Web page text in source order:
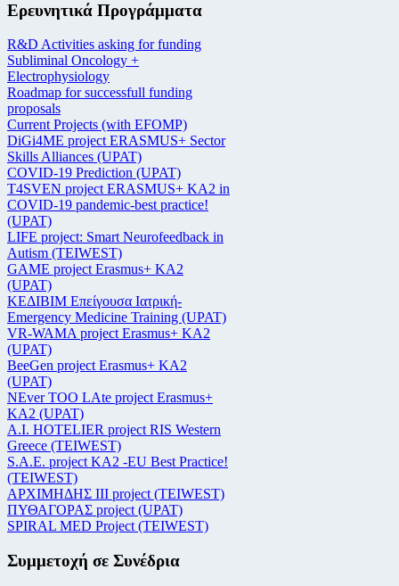
Ερευνητικά Προγράμματα
R&D Activities asking for funding
Subliminal Oncology +
Electrophysiology
Roadmap for successfull funding
proposals
Current Projects (with EFOMP)
DiGi4ME project ERASMUS+ Sector
Skills Alliances (UPAT)
COVID-19 Prediction (UPAT)
T4SVEN project ERASMUS+ KA2 in
COVID-19 pandemic-best practice!
(UPAT)
LIFE project: Smart Neurofeedback in
Autism (TEIWEST)
GAME project Erasmus+ KA2
(UPAT)
ΚΕΔΙΒΙΜ Επείγουσα Ιατρική-
Emergency Medicine Training (UPAT)
VR-WAMA project Erasmus+ KA2
(UPAT)
BeeGen project Erasmus+ KA2
(UPAT)
NEver TOO LAte project Erasmus+
KA2 (UPAT)
Α.Ι. HOTELIER project RIS Western
Greece (TEIWEST)
S.A.E. project KA2 -EU Best Practice!
(TEIWEST)
ΑΡΧΙΜΗΔΗΣ ΙΙΙ project (TEIWEST)
ΠΥΘΑΓΟΡΑΣ project (UPAT)
SPIRAL MED Project (TEIWEST)
Συμμετοχή σε Συνέδρια